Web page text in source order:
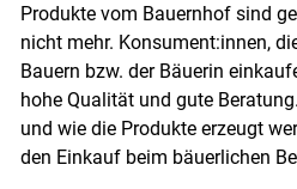
Produkte vom Bauernhof sind
nicht mehr. Konsument:innen,
Bauern bzw. der Bäuerin
hohe Qualität und gute
und wie die Produkte erzeugt
den Einkauf beim bäuerlichen